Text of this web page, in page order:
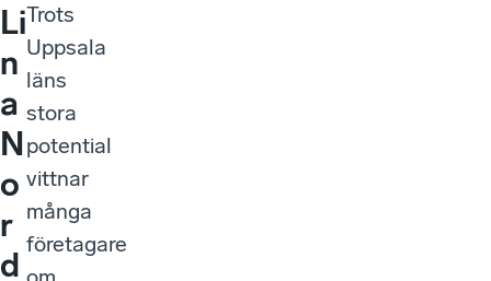
Li
n
a
N
o
r
d
Trots
Uppsala
läns
stora
potential
vittnar
många
företagare